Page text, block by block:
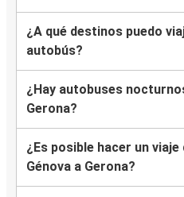
¿A qué destinos puedo
autobús?
¿Hay autobuses
Gerona?
¿Es posible hacer un
Génova a Gerona?